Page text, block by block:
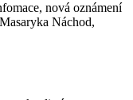
nová oznámení
Náchod,